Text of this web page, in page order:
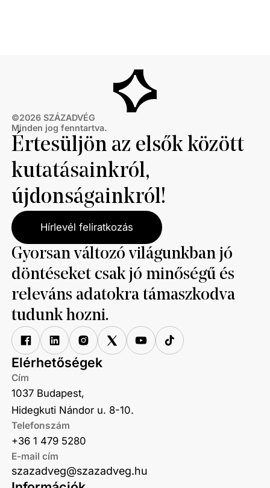
©2026 SZÁZADVÉG
Minden jog fenntartva.
Értesüljön az elsők között
kutatásainkról,
újdonságainkról!
Hírlevél feliratkozás
Gyorsan változó világunkban jó
döntéseket csak jó minőségű és
releváns adatokra támaszkodva
tudunk hozni.
Elérhetőségek
Cím
1037 Budapest,
Hidegkuti Nándor u. 8-10.
Telefonszám
+36 1 479 5280
E-mail cím
szazadveg@szazadveg.hu